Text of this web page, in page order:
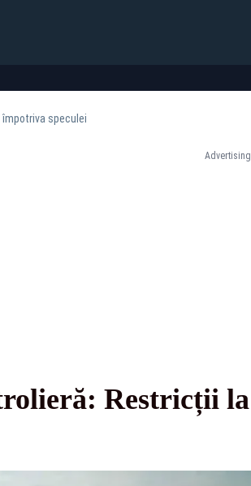
speculei
Advertising
Restricții la